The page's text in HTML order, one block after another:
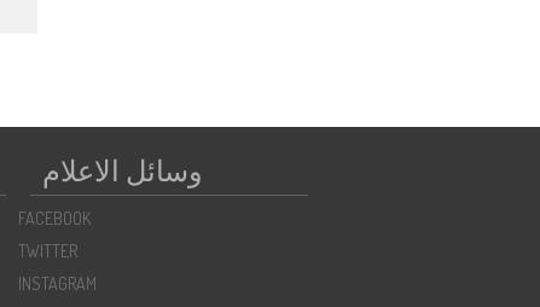
وسائل الاعلام
FACEBOOK
TWITTER
INSTAGRAM